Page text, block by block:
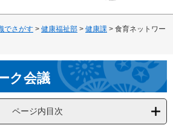
でさがす > 健康福祉部 > 健康課 > 食育ネットワー
ク会議
ページ内目次